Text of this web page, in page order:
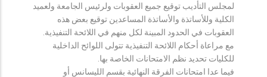
لمجلس التأديب توقيع جميع العقوبات ولرئيس الجامعة ولعميد
الكلية وللأساتذة والأساتذة المساعدين توقيع بعض هذه
العقوبات في الحدود المبينة لكل منهم في اللائحة التنفيذية.
مع مراعاة أحكام اللائحة التنفيذية تتولى اللوائح الداخلية
للكليات تحديد نظم الامتحانات الخاصة بها.
فيما عدا امتحانات الفرقة النهائية بقسم الليسانس أو